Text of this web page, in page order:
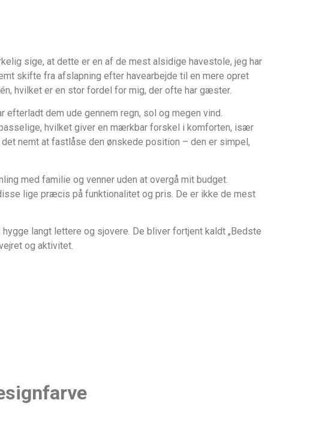
sige, at dette er en af de mest alsidige havestole, jeg har
skifte fra afslapning efter havearbejde til en mere opret
hvilket er en stor fordel for mig, der ofte har gæster.
dem ude gennem regn, sol og megen vind.
hvilket giver en mærkbar forskel i komforten, især
nemt at fastlåse den ønskede position – den er simpel,
med familie og venner uden at overgå mit budget.
lige præcis på funktionalitet og pris. De er ikke de mest
langt lettere og sjovere. De bliver fortjent kaldt „Bedste
og aktivitet.